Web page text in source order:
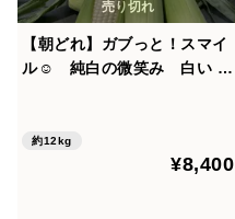
【朝どれ】ガブっと！スマイ
ル☺︎ 純白の微笑み 白い と
約12kg
¥8,400